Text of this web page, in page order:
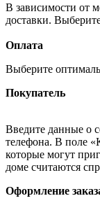
В зависимости от
доставки.
Оплата
Выберите
Покупатель
Введите данные о
телефона. В поле
которые могут
доме считаются
Оформление